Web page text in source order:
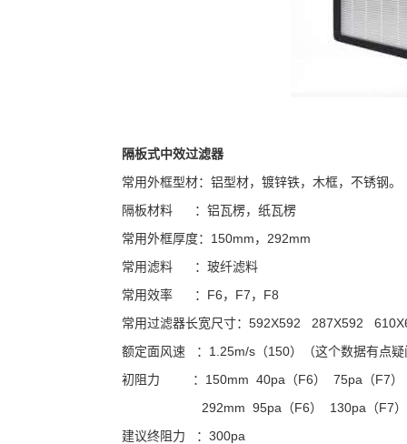
隔板式中效过滤器
常用外框型材：铝型材，镀锌铁，木框，不锈钢。
隔板材料 ：铝瓦楞，纸瓦楞
常用外框厚度：150mm，292mm
常用滤料 ：玻纤滤料
常用效率 ：F6，F7，F8
常用过滤器长宽尺寸：592X592 287X592
额定面风速 ：1.25m/s（150）（这个数据有点
初阻力 ：150mm 40pa（F6） 75pa（F7）
292mm 95pa（F6） 130pa（F7
建议终阻力 ：300pa